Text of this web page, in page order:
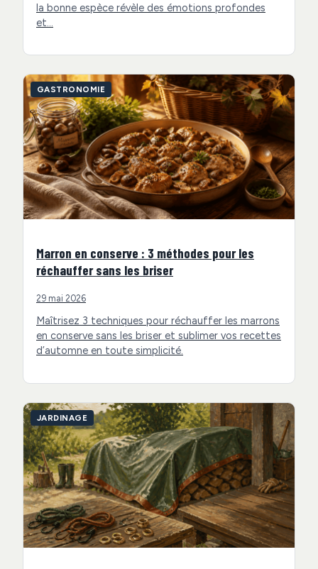
la bonne espèce révèle des émotions profondes
et…
GASTRONOMIE
Marron en conserve : 3 méthodes pour les
réchauffer sans les briser
29 mai 2026
Maîtrisez 3 techniques pour réchauffer les marrons
en conserve sans les briser et sublimer vos recettes
d’automne en toute simplicité.
JARDINAGE